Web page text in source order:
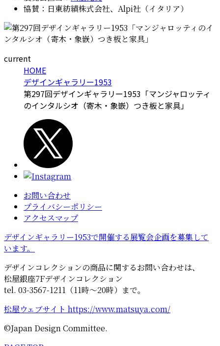
協賛：日東紡績株式会社、Alpi社（イタリア）
current
HOME
デザインギャラリー1953
第297回デザインギャラリー1953「マンジャロッティ
のインタルシオ（寄木・象嵌）つき板と家具」
お問い合わせ
プライバシーポリシー
アクセスマップ
デザインギャラリー1953で開催する展覧会企画を募集して
います。
デザインコレクションの商品に関するお問い合わせは、
松屋銀座7Fデザインコレクション
tel. 03-3567-1211（11時～20時）まで。
松屋ウェブサイト https://www.matsuya.com/
©Japan Design Committee.